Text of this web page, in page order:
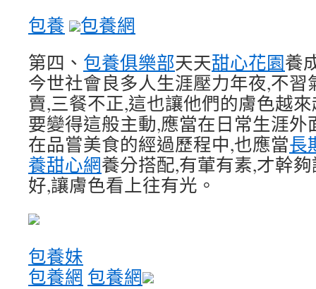
包養
包養網
第四、 包養俱樂部天天甜心花園養
今世社會良多人生涯壓力年夜,不習
賣,三餐不正,這也讓他們的膚色越
要變得這般主動,應當在日常生涯
在品嘗美食的經過歷程中,也應當長
養甜心網養分搭配,有葷有素,才幹
好,讓膚色看上往有光。
包養妹
包養網 包養網